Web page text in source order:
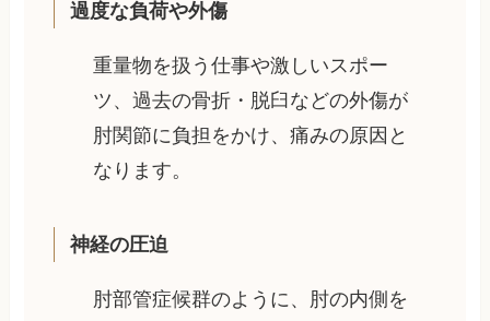
過度な負荷や外傷
重量物を扱う仕事や激しいスポー
ツ、過去の骨折・脱臼などの外傷が
肘関節に負担をかけ、痛みの原因と
なります。
神経の圧迫
肘部管症候群のように、肘の内側を